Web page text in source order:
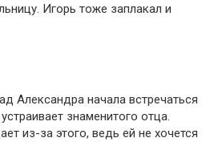
Игорь тоже заплакал и
Александра начала встречаться
знаменитого отца.
из-за этого, ведь ей не хочется